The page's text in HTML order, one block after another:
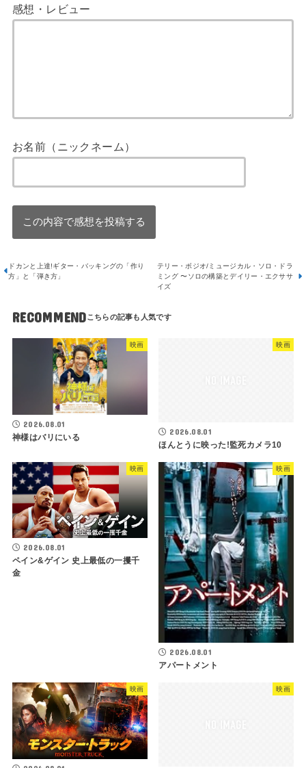
感想・レビュー
お名前（ニックネーム）
ドカンと上達!ギター・バッキングの「作り
方」と「弾き方」
テリー・ボジオ/ミュージカル・ソロ・ドラ
ミング 〜ソロの構築とデイリー・エクササ
イズ
RECOMMEND
映画
2026.08.01
神様はバリにいる
映画
2026.08.01
ほんとうに映った!監死カメラ10
映画
2026.08.01
ペイン&ゲイン 史上最低の一攫千
金
映画
2026.08.01
アパートメント
映画 映画